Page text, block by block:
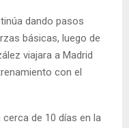
dando pasos
básicas, luego de
viajara a Madrid
con el
de 10 días en la